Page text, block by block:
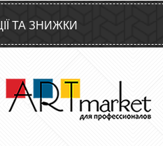
ТА ЗНИЖКИ